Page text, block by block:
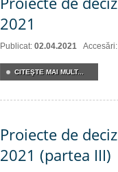
2021
Publicat: 02.04.2021
CITEŞTE MAI MULT...
Proiecte de
2021 (partea III)